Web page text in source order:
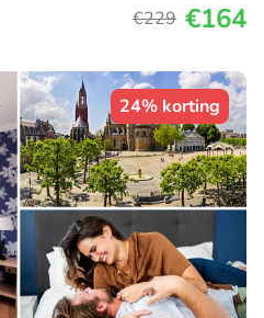
€229 €164
24% korting